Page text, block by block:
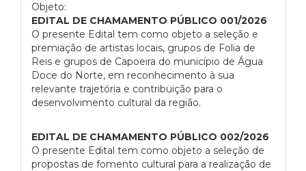
Objeto:
EDITAL DE CHAMAMENTO PÚBLICO 001/2026
O presente Edital tem como objeto a seleção e
premiação de artistas locais, grupos de Folia de
Reis e grupos de Capoeira do município de Água
Doce do Norte, em reconhecimento à sua
relevante trajetória e contribuição para o
desenvolvimento cultural da região.
EDITAL DE CHAMAMENTO PÚBLICO 002/2026
O presente Edital tem como objeto a seleção de
propostas de fomento cultural para a realização de